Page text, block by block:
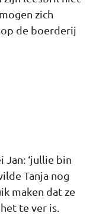
zich
de boerderij
Jan: ‘jullie bin
Tanja nog
maken dat ze
te ver is.